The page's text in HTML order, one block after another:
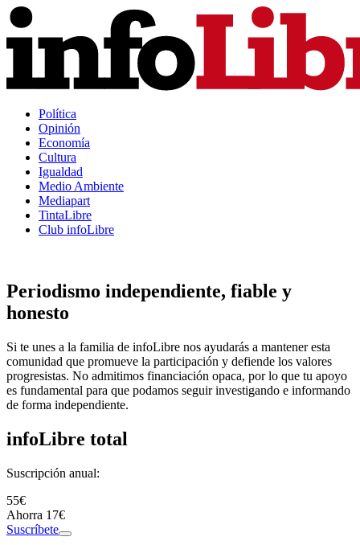
Política
Opinión
Economía
Cultura
Igualdad
Medio Ambiente
Mediapart
TintaLibre
Club infoLibre
Periodismo independiente, fiable y
honesto
Si te unes a la familia de infoLibre nos ayudarás a mantener esta
comunidad que promueve la participación y defiende los valores
progresistas. No admitimos financiación opaca, por lo que tu apoyo
es fundamental para que podamos seguir investigando e informando
de forma independiente.
infoLibre total
Suscripción anual:
55€
Ahorra 17€
Suscríbete